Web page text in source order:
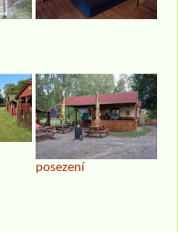
posezení